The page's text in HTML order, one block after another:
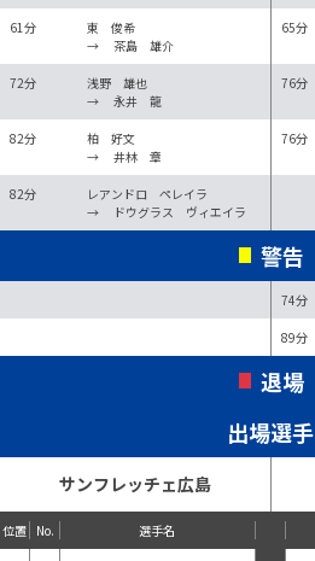
61分
東 俊希
→
茶島 雄介
65分
72分
浅野 雄也
→
永井 龍
76分
82分
柏 好文
→
井林 章
76分
82分
レアンドロ ペレイラ
→
ドウグラス ヴィエイラ
警告
74分
89分
退場
出場選手
サンフレッチェ広島
位置 No. 選手名